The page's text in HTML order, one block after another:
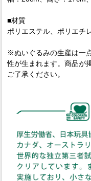
■材質
ポリエステル、ポリエチ
※ぬいぐるみの生産は一
性が生まれます。商品が
ご了承ください。